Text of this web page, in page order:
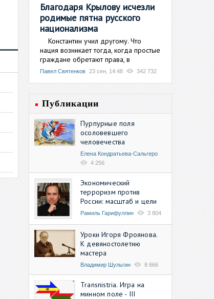
Благодаря Крылову исчезли
родимые пятна русского
национализма
Константин учил другому. Что
нация возникает тогда, когда простые
граждане обретают права, в
Павел Святенков 23 сен, 14:48 342 732
Публикации
Пурпурные поля
осоловевшего
человечества
Елена Кондратьева-Сальгеро
4 256
Экономический
терроризм против
России: масштаб и цели
Рамиль Гарифуллин 3 804
Уроки Игоря Фроянова.
К девяностолетию
мастера
Владимир Шульгин 8 666
Transnistria. Игра на
минном поле - III